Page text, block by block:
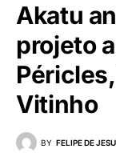
Akatu
projeto
Vitinho
BY FELIPE DE